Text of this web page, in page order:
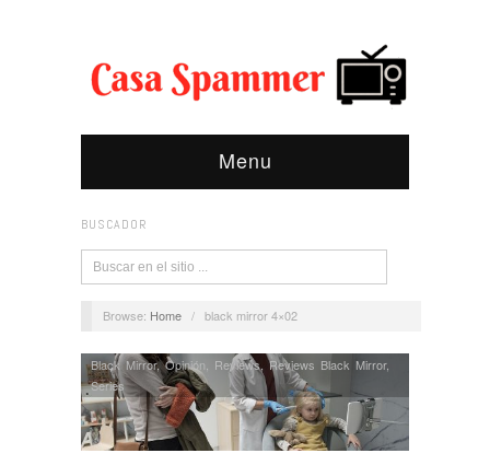
Menu
BUSCADOR
Browse: Home / black mirror 4×02
Black Mirror,Opinión Reviews,Reviews Black Mirror,
Series